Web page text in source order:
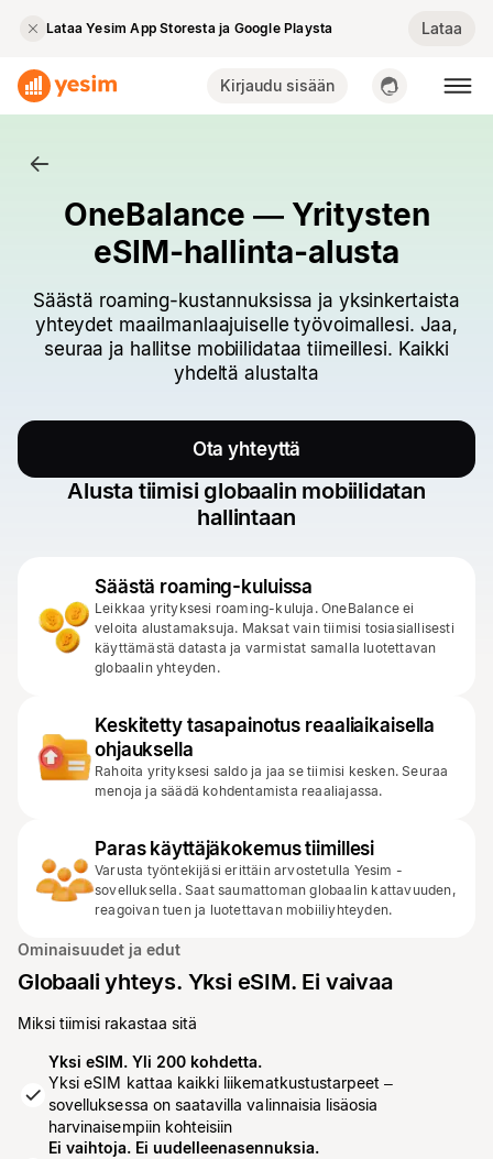
Lataa Yesim App Storesta ja Google Playsta Lataa
Kirjaudu sisään
OneBalance — Yritysten
eSIM-hallinta-alusta
Säästä roaming-kustannuksissa ja yksinkertaista
yhteydet maailmanlaajuiselle työvoimallesi. Jaa,
seuraa ja hallitse mobiilidataa tiimeillesi. Kaikki
yhdeltä alustalta
Ota yhteyttä
Alusta tiimisi globaalin mobiilidatan
hallintaan
Säästä roaming-kuluissa
Leikkaa yrityksesi roaming-kuluja. OneBalance ei
veloita alustamaksuja. Maksat vain tiimisi tosiasiallisesti
käyttämästä datasta ja varmistat samalla luotettavan
globaalin yhteyden.
Keskitetty tasapainotus reaaliaikaisella
ohjauksella
Rahoita yrityksesi saldo ja jaa se tiimisi kesken. Seuraa
menoja ja säädä kohdentamista reaaliajassa.
Paras käyttäjäkokemus tiimillesi
Varusta työntekijäsi erittäin arvostetulla Yesim -
sovelluksella. Saat saumattoman globaalin kattavuuden,
reagoivan tuen ja luotettavan mobiiliyhteyden.
Ominaisuudet ja edut
Globaali yhteys. Yksi eSIM. Ei vaivaa
Miksi tiimisi rakastaa sitä
Yksi eSIM. Yli 200 kohdetta.
Yksi eSIM kattaa kaikki liikematkustustarpeet –
sovelluksessa on saatavilla valinnaisia lisäosia
harvinaisempiin kohteisiin
Ei vaihtoja. Ei uudelleenasennuksia.